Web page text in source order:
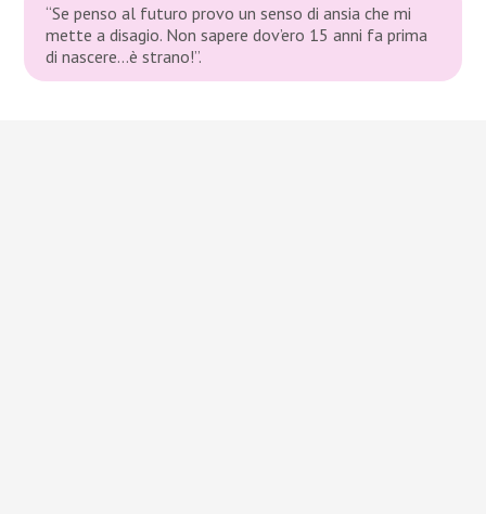
“Se penso al futuro provo un senso di ansia che mi
mette a disagio. Non sapere dov’ero 15 anni fa prima
di nascere…è strano!”.